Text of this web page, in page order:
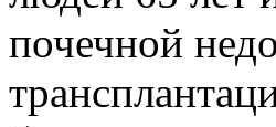
почечной